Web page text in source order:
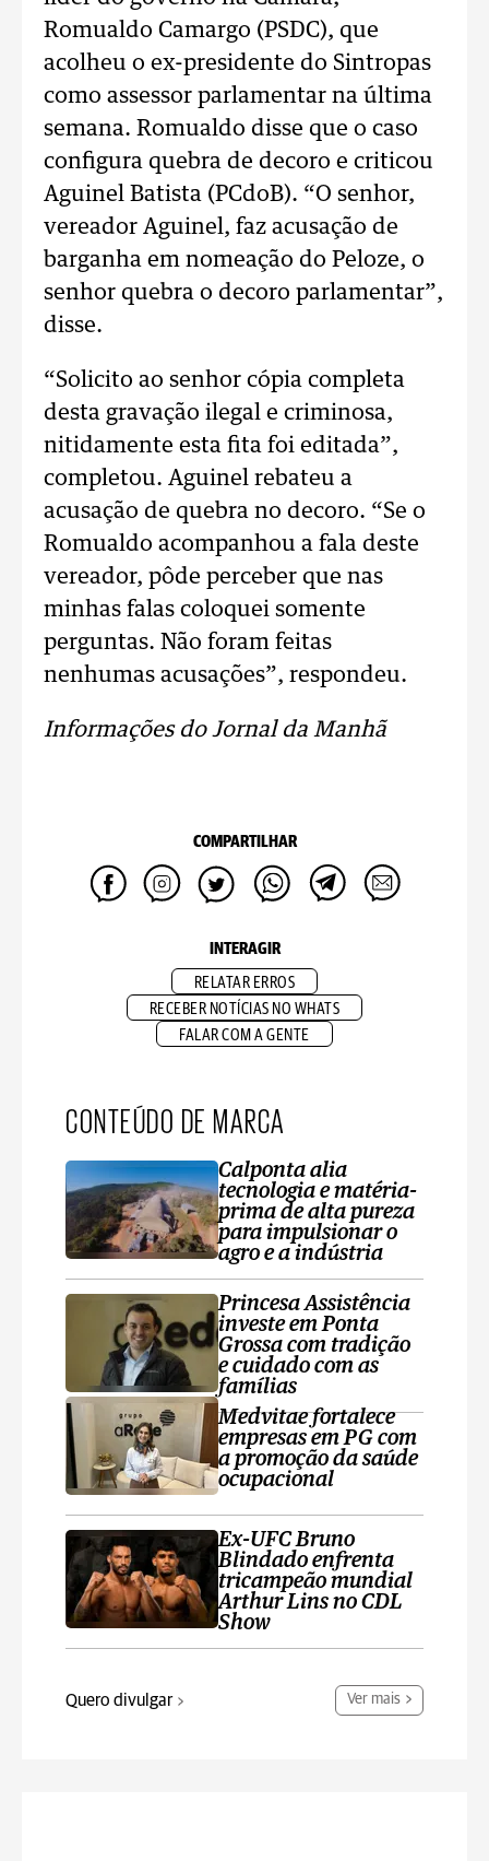
Romualdo Camargo (PSDC), que
acolheu o ex-presidente do Sintropas
como assessor parlamentar na última
semana. Romualdo disse que o caso
configura quebra de decoro e criticou
Aguinel Batista (PCdoB). “O senhor,
vereador Aguinel, faz acusação de
barganha em nomeação do Peloze, o
senhor quebra o decoro parlamentar”,
disse.
“Solicito ao senhor cópia completa
desta gravação ilegal e criminosa,
nitidamente esta fita foi editada”,
completou. Aguinel rebateu a
acusação de quebra no decoro. “Se o
Romualdo acompanhou a fala deste
vereador, pôde perceber que nas
minhas falas coloquei somente
perguntas. Não foram feitas
nenhumas acusações”, respondeu.
Informações do Jornal da Manhã
COMPARTILHAR
INTERAGIR
RELATAR ERROS
RECEBER NOTÍCIAS NO WHATS
FALAR COM A GENTE
CONTEÚDO DE MARCA
Calponta alia
tecnologia e matéria-
prima de alta pureza
para impulsionar o
agro e a indústria
Princesa Assistência
investe em Ponta
Grossa com tradição
e cuidado com as
famílias
Medvitae fortalece
empresas em PG com
a promoção da saúde
ocupacional
Ex-UFC Bruno
Blindado enfrenta
tricampeão mundial
Arthur Lins no CDL
Show
Quero divulgar Ver mais